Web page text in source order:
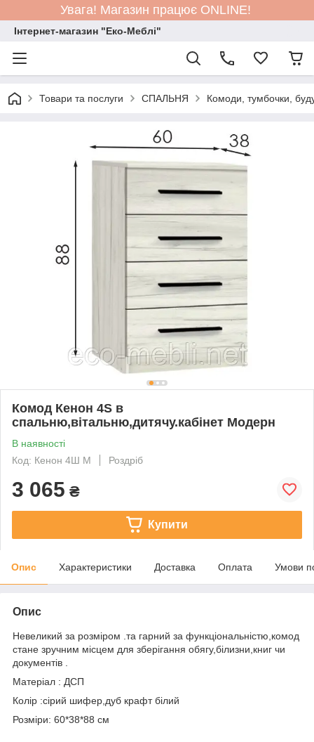
Увага! Магазин працює ONLINE!
Інтернет-магазин "Еко-Меблі"
Товари та послуги СПАЛЬНЯ Комоди, тумбочки,
Комод Кенон 4S в
спальню,вітальню,дитячу.кабінет Модерн
В наявності
Код: Кенон 4Ш М
Роздріб
3 065 ₴
Купити
Опис Характеристики Доставка Оплата Умови
Опис
Невеликий за розміром .та гарний за функціональністю,комод
стане зручним місцем для зберігання обягу,білизни,книг чи
документів .
Матеріал : ДСП
Колір :сірий шифер,дуб крафт білий
Розміри: 60*38*88 см